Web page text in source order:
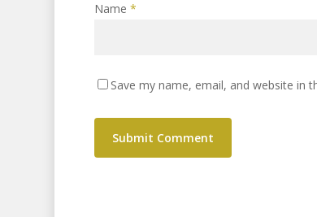
Name *
Save my name, email, and website in